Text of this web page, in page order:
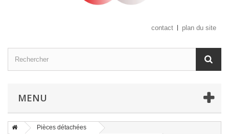
contact plan du site
MENU
Pièces détachées